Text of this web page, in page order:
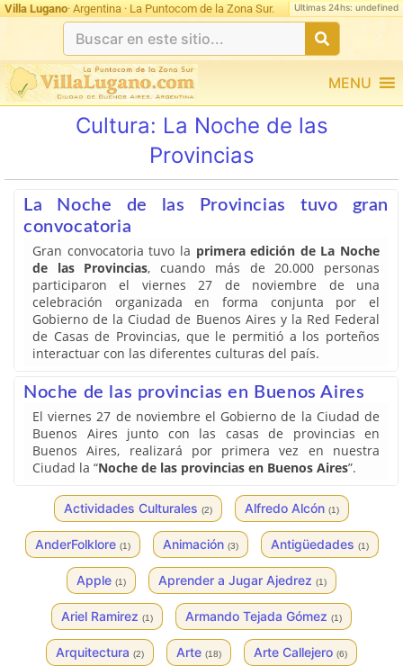
Villa Lugano· Argentina · La Puntocom de la Zona Sur. Ultimas 24hs: undefined
MENU
Cultura: La Noche de las
Provincias
La Noche de las Provincias tuvo gran
convocatoria
Gran convocatoria tuvo la primera edición de La Noche
de las Provincias, cuando más de 20.000 personas
participaron el viernes 27 de noviembre de una
celebración organizada en forma conjunta por el
Gobierno de la Ciudad de Buenos Aires y la Red Federal
de Casas de Provincias, que le permitió a los porteños
interactuar con las diferentes culturas del país.
Noche de las provincias en Buenos Aires
El viernes 27 de noviembre el Gobierno de la Ciudad de
Buenos Aires junto con las casas de provincias en
Buenos Aires, realizará por primera vez en nuestra
Ciudad la “Noche de las provincias en Buenos Aires”.
Actividades Culturales (2) Alfredo Alcón (1)
AnderFolklore (1) Animación (3) Antigüedades (1)
Apple (1) Aprender a Jugar Ajedrez (1)
Ariel Ramirez (1) Armando Tejada Gómez (1)
Arquitectura (2) Arte (18) Arte Callejero (6)